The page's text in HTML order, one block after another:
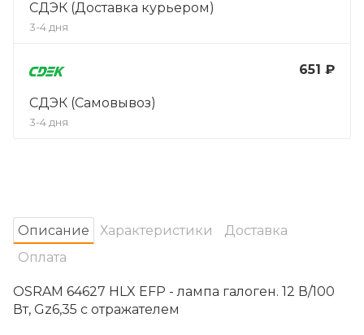
СДЭК (Доставка курьером)
3-4 дня
651 ₽
СДЭК (Самовывоз)
3-4 дня
Oписание Характеристики
Доставка
Оплата
OSRAM 64627 HLX EFP - лампа галоген. 12 В/100
Вт, Gz6,35 с отражателем